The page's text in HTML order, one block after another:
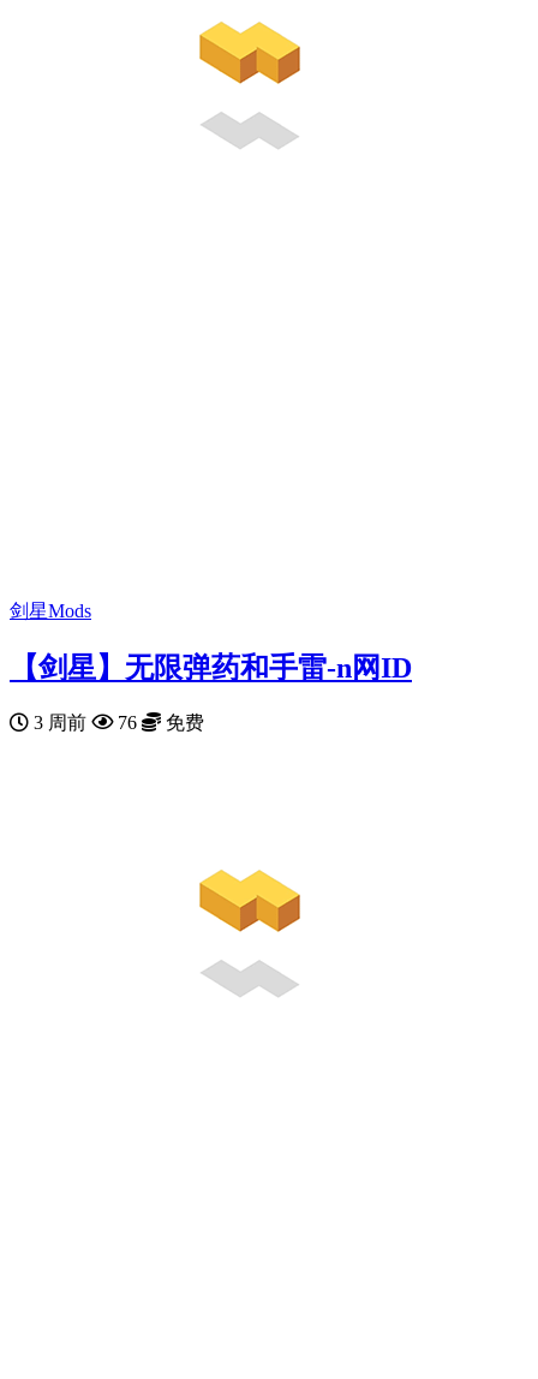
剑星Mods
【剑星】无限弹药和手雷-n网ID
3 周前 76 免费